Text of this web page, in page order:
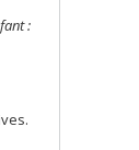
: